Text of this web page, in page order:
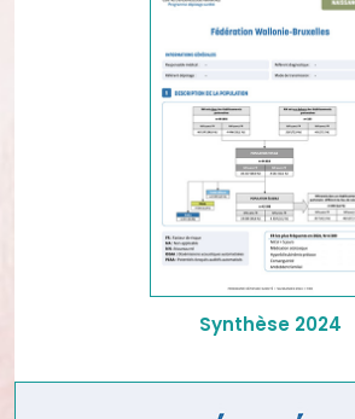
Synthèse 2024